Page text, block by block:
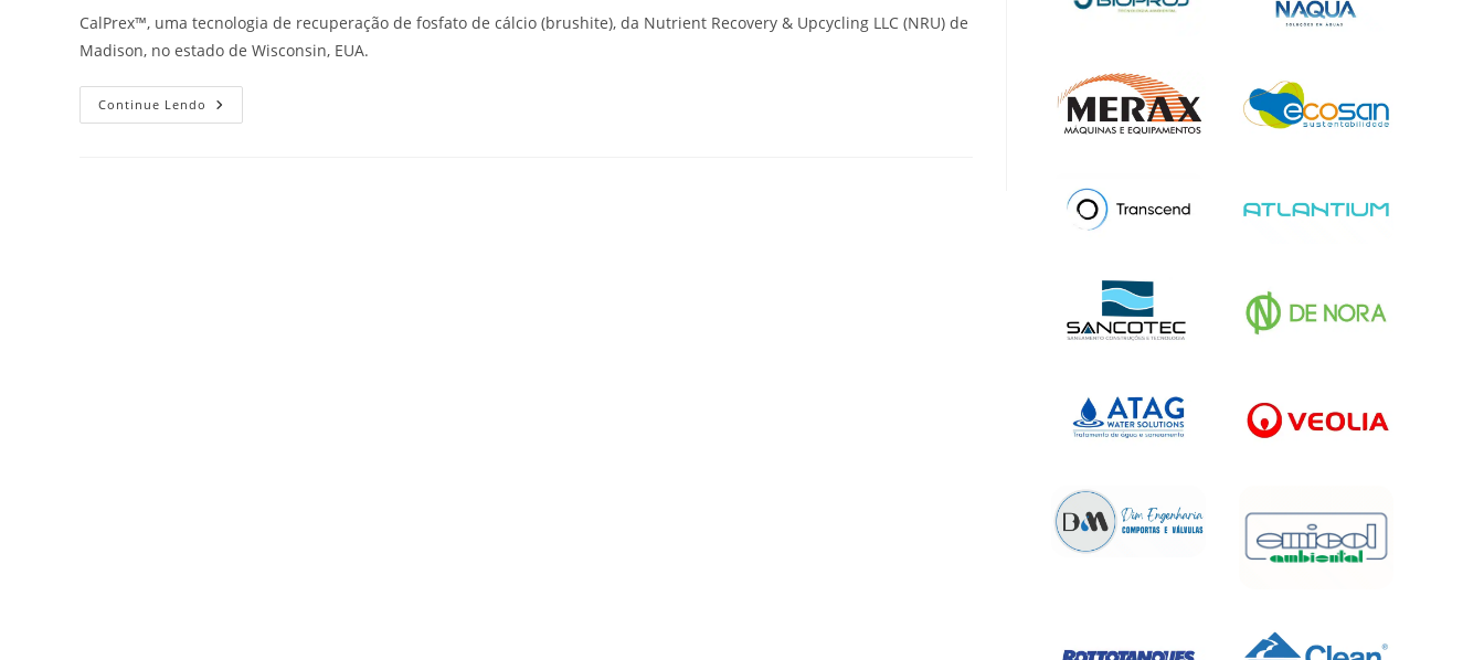
CalPrex™, uma tecnologia de recuperação de fosfato de cálcio (brushite), da Nutrient Recovery & Upcycling LLC (NRU) de
Madison, no estado de Wisconsin, EUA.
Continue Lendo